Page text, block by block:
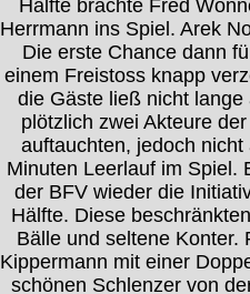
Hälfte brachte Fred
Herrmann ins Spiel. Arek
Die erste Chance dann
einem Freistoss knapp
die Gäste ließ nicht
plötzlich zwei Akteure
auftauchten, jedoch
Minuten Leerlauf im Spiel.
der BFV wieder die
Hälfte. Diese
Bälle und seltene Konter.
Kippermann mit einer
schönen Schlenzer von